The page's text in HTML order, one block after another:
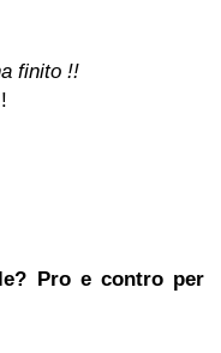
finito !!
Pro e contro per